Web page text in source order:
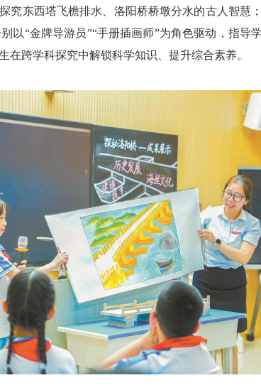
究东西塔飞檐排水、洛阳桥桥墩分水的古人智
以“金牌导游员”“手册插画师”为角色驱动，指导
跨学科探究中解锁科学知识、提升综合素养。